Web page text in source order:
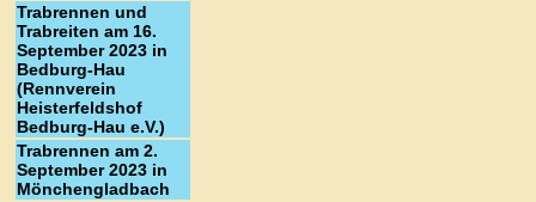
Trabrennen und
Trabreiten am 16.
September 2023 in
Bedburg-Hau
(Rennverein
Heisterfeldshof
Bedburg-Hau e.V.)
Trabrennen am 2.
September 2023 in
Mönchengladbach